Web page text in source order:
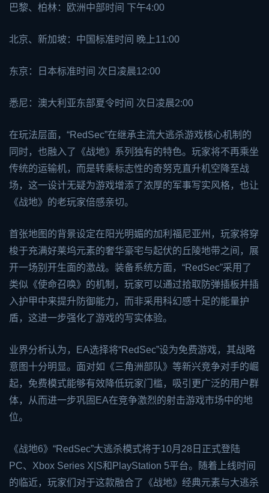
巴黎、柏林：欧洲中部时间 下午4:00
北京、新加坡：中国标准时间 晚上11:00
东京：日本标准时间 次日凌晨12:00
悉尼：澳大利亚东部夏令时间 次日凌晨2:00
在玩法层面，“RedSec”在继承主流大逃杀游戏核心机制的
同时，也融入了《战地》系列独有的特色。玩家将不再乘坐
传统的运输机，而是转乘标志性的奇努克直升机空降至战
场，这一设计无疑为游戏增添了浓厚的军事写实风格，也让
《战地》的老玩家倍感亲切。
首张地图的背景设定在阳光明媚的加利福尼亚州，玩家将穿
梭于充满好莱坞元素的奢华豪宅与起伏的丘陵地带之间，展
开一场别开生面的激战。装备系统方面，“RedSec”采用了
类似《使命召唤》的机制，玩家可以通过拾取防弹插板并插
入护甲中来提升防御能力，而非采用科幻感十足的能量护
盾，这进一步强化了游戏的写实体验。
业界分析认为，EA选择将“RedSec”设为免费游戏，其战略
意图十分明显。面对如《三角洲部队》等新兴竞争对手的崛
起，免费模式能够有效降低玩家门槛，吸引更广泛的用户群
体，从而进一步巩固EA在竞争激烈的射击游戏市场中的地
位。
《战地6》“RedSec”大逃杀模式将于10月28日正式登陆
PC、 Xbox Series X|S和PlayStation 5平台。随着上线时间
的临近，玩家们对于这款融合了《战地》经典元素与大逃杀